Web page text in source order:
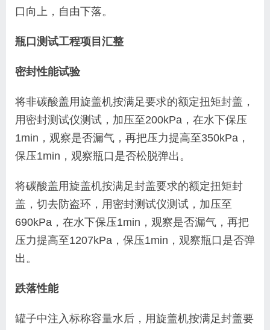
口向上，自由下落。
瓶口测试工程项目汇整
密封性能试验
将非碳酸盖用旋盖机按满足要求的额定扭矩封盖，
用密封测试仪测试，加压至200kPa ，在水下保压
1min ，观察是否漏气，再把压力提高至350kPa ，
保压1min ，观察瓶口是否松脱弹出。
将碳酸盖用旋盖机按满足封盖要求的额定扭矩封
盖，切去防盗环，用密封测试仪测试，加压至
690kPa ，在水下保压1min ，观察是否漏气，再把
压力提高至1207kPa ，保压1min ，观察瓶口是否弹
出。
跌落性能
罐子中注入标称容量水后，用旋盖机按满足封盖要